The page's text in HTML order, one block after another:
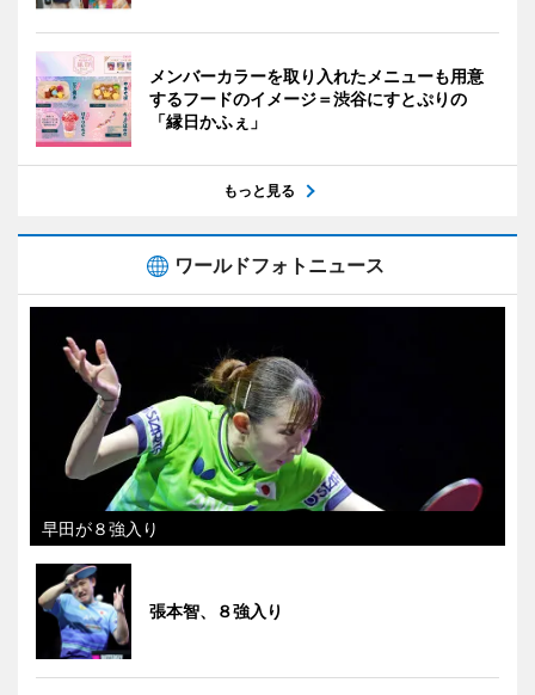
メンバーカラーを取り入れたメニューも用意
するフードのイメージ＝渋谷にすとぷりの
「縁日かふぇ」
もっと見る
ワールドフォトニュース
早田が８強入り
張本智、８強入り